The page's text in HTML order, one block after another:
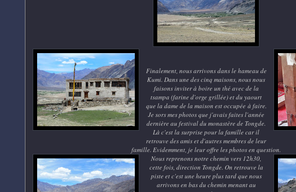
Finalement, nous arrivons dans le hameau de
Kumi. Dans une des cinq maisons, nous nous
faisons inviter à boire un thé avec de la
tsampa (farine d'orge grillée) et du yaourt
que la dame de la maison est occupée à faire.
Je sors mes photos que j'avais faites l'année
dernière au festival du monastère de Tongde.
Là c'est la surprise pour la famille car il
retrouve des amis et d'autres membres de leur
famille. Evidemment, je leur offre les photos en question.
Nous reprenons notre chemin vers 12h30,
cette fois, direction Tongde. On retrouve la
piste et c'est une heure plus tard que nous
arrivons en bas du chemin menant au